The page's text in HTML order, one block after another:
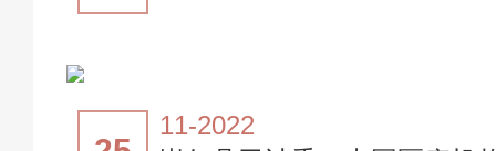
11-2022